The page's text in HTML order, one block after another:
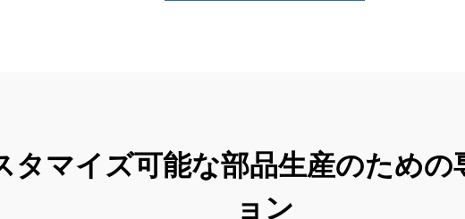
タマイズ可能な部品生産のため
ョン